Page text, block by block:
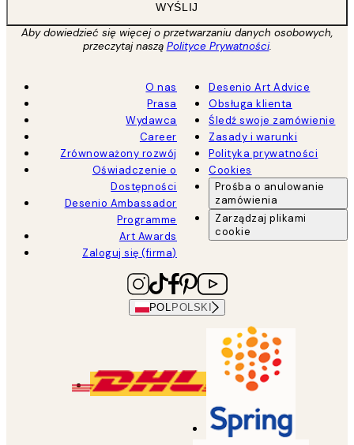
WYŚLIJ
Aby dowiedzieć się więcej o przetwarzaniu danych osobowych,
przeczytaj naszą Polityce Prywatności.
O nas
Prasa
Wydawca
Career
Zrównoważony rozwój
Oświadczenie o
Dostępności
Desenio Ambassador
Programme
Art Awards
Zaloguj się (firma)
Desenio Art Advice
Obsługa klienta
Śledź swoje zamówienie
Zasady i warunki
Polityka prywatności
Cookies
Prośba o anulowanie
zamówienia
Zarządzaj plikami
cookie
POL POLSKI